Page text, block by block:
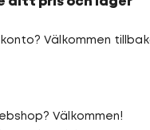
Välkommen
Välkommen!